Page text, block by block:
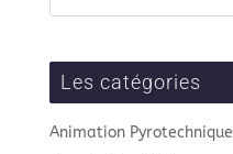
Les catégories
Animation Pyrotechnique